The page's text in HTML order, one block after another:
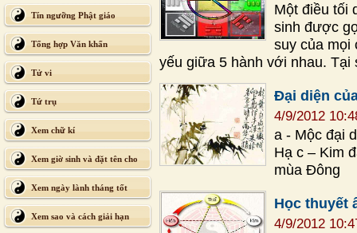
Tín ngưỡng Phật giáo
Tổng hợp Văn khấn
Tử vi
Tứ trụ
Xem chữ kí
Xem giờ sinh và đặt tên cho
con
Xem ngày lành tháng tốt
Xem sao và cách giải hạn
Một điều tối
sinh được
suy của mọi
yếu giữa 5 hành với nhau. Tại
Đại diện
4/9/2012
a - Mộc đại
Hạ c – Kim
mùa Đông
Học thuyết
4/9/2012